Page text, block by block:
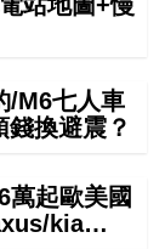
/M6七人車
換避震？
萬起歐美國
kia…